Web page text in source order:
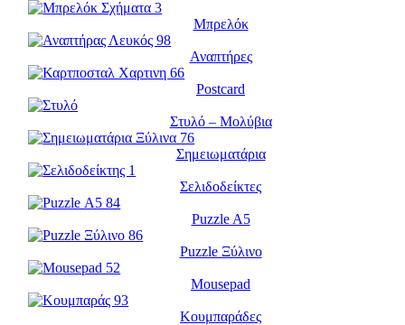
Μπρελόκ
Αναπτήρες
Postcard
Στυλό – Μολύβια
Σημειωματάρια
Σελιδοδείκτες
Puzzle A5
Puzzle Ξύλινο
Mousepad
Κουμπαράδες